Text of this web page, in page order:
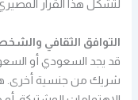
لتشكل هذا القرار
التوافق الثقافي
قد يجد السعودي أو
شريك من جنسية أخرى.